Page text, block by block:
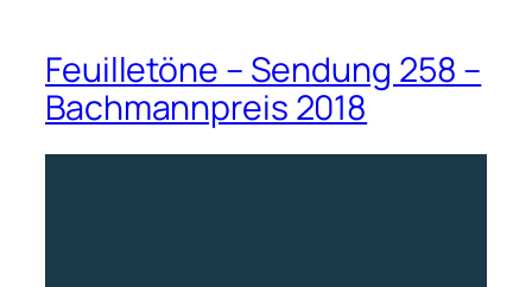
Feuilletöne – Sendung 258 –
Bachmannpreis 2018